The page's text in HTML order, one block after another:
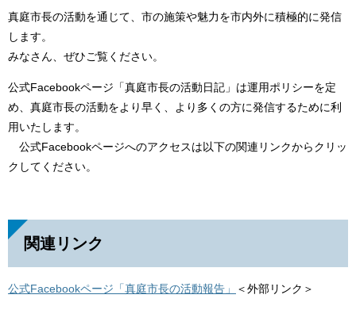
真庭市長の活動を通じて、市の施策や魅力を市内外に積極的に発信
します。
みなさん、ぜひご覧ください。
公式Facebookページ「真庭市長の活動日記」は運用ポリシーを定
め、真庭市長の活動をより早く、より多くの方に発信するために利
用いたします。
公式Facebookページへのアクセスは以下の関連リンクからクリッ
クしてください。
関連リンク
公式Facebookページ「真庭市長の活動報告」 ＜外部リンク＞